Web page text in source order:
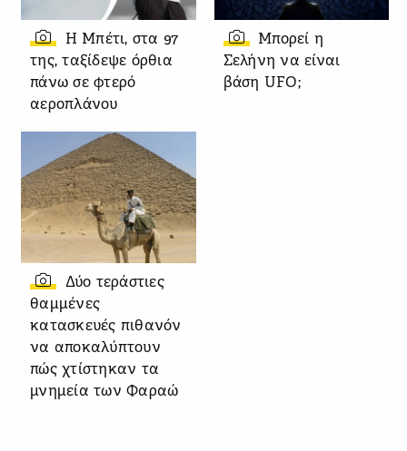
Η Μπέτι, στα 97
της, ταξίδεψε όρθια
πάνω σε φτερό
αεροπλάνου
Μπορεί η
Σελήνη να είναι
βάση UFO;
Δύο τεράστιες
θαμμένες
κατασκευές πιθανόν
να αποκαλύπτουν
πώς χτίστηκαν τα
μνημεία των Φαραώ